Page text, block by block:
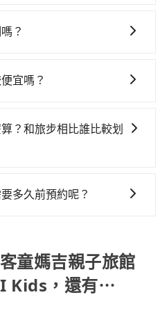
有合法執照的計程車僅有
則僅需花費約2,350元，費
預約tripool！
邊停車費用預估進去，但額
款，如果人數超過四位，更
門仍未被修理，每一次租車
，偶爾也會遇到明明已經預
。最後，雖然路邊隨租隨還
法計程車約730輛，計程車密
inn MAGI Kids所在的宜蘭
inn MAGI Kids的最佳選擇。
者都給予了高分評價。此
無條件全額退費的承諾，讓
？
地方，只要是長途交通且途
檢疫、預約叫車、機場接
，或者任何跨縣市接送的需
內寄出電子收據。
宜嗎？
來回叫車，請分兩筆訂單預
惠，並無特別針對來回車趟
？和旅步相比誰比較划
計算，而且在不同城市和地
更為透明和具體，一般是
計費，價格在網站上公開
地了解行程所需時間和費
多久前預約呢？
算的價格。
童媽吉親子旅館
Kids，還有⋯